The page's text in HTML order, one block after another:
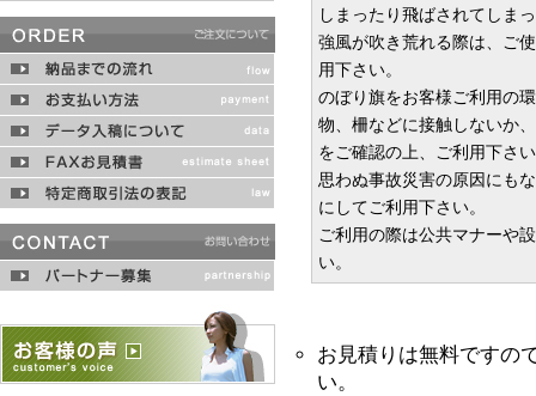
しまったり飛ばされてしま
強風が吹き荒れる際は、ご
用下さい。
のぼり旗をお客様ご利用の
物、柵などに接触しないか
をご確認の上、ご利用下さ
思わぬ事故災害の原因にも
にしてご利用下さい。
ご利用の際は公共マナーや
い。
お見積りは無料ですの
い。